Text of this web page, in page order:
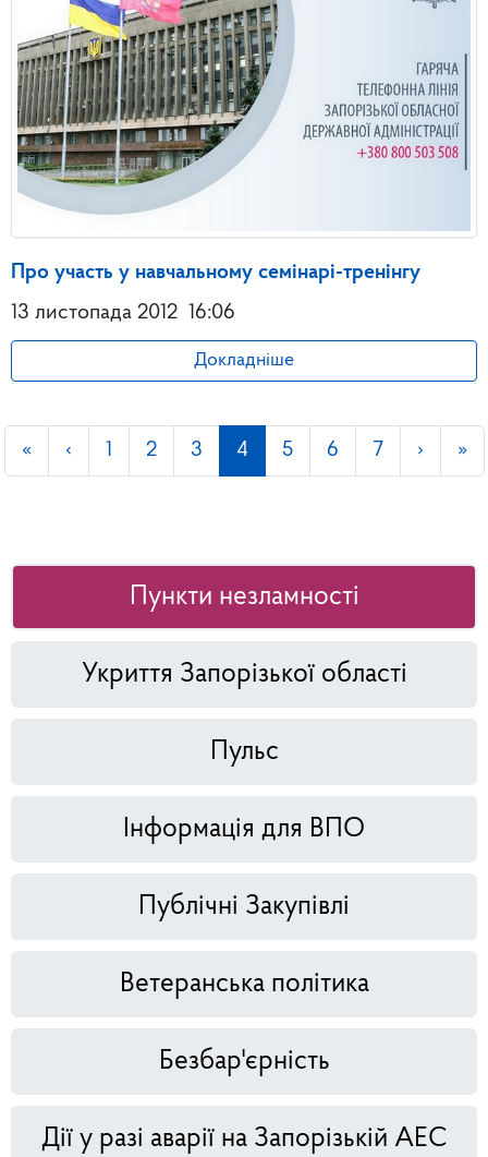
Про участь у навчальному семінарі-тренінгу
13 листопада 2012 16:06
Докладніше
« ‹ 1 2 3 4 5 6 7 › »
Пункти незламності
Укриття Запорізької області
Пульс
Інформація для ВПО
Публічні Закупівлі
Ветеранська політика
Безбар'єрність
Дії у разі аварії на Запорізькій АЕС